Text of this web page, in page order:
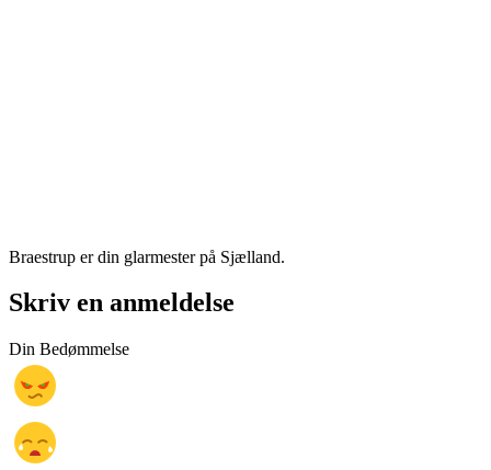
Braestrup er din glarmester på Sjælland.
Skriv en anmeldelse
Din Bedømmelse